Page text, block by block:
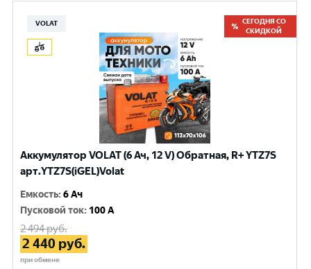
VOLAT
СЕГОДНЯ СО
СКИДКОЙ
Аккумулятор VOLAT (6 Ач, 12 V) Обратная, R+ YTZ7S
арт.YTZ7S(iGEL)Volat
Емкость:6 Ач
Пусковой ток: 100 A
2 494руб.
2 440 руб.
при обмене